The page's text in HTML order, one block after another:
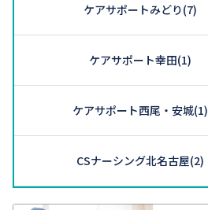
ケアサポートみどり(7)
ケアサポート幸田(1)
ケアサポート西尾・安城(1)
CSナーシング北名古屋(2)